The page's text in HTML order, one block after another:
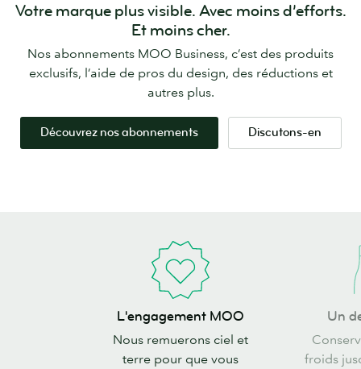
Votre marque plus visible. Avec moins d’efforts.
Et moins cher.
Nos abonnements MOO Business, c’est des produits
exclusifs, l’aide de pros du design, des réductions et
autres plus.
Découvrez nos abonnements Discutons-en
L'engagement
L'engagement MOO
Nous remuerons ciel et
terre pour que vous
Un
froids